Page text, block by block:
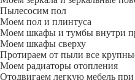
Пылесосим пол
Моем пол и плинтуса
Моем шкафы и тумбы внутри
Моем шкафы сверху
Протираем от пыли все
Моем радиаторы отопления
Отодвигаем легкую мебель